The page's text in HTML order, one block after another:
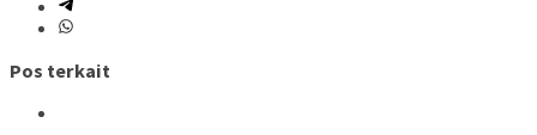
Pos terkait